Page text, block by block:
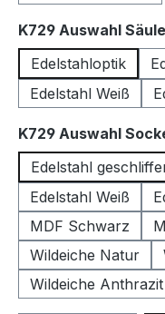
K729 Auswahl Säule
Edelstahloptik
Edelstahl Weiß
K729 Auswahl
Edelstahl
Edelstahl Weiß
MDF Schwarz
Wildeiche Natur
Wildeiche Anthrazit